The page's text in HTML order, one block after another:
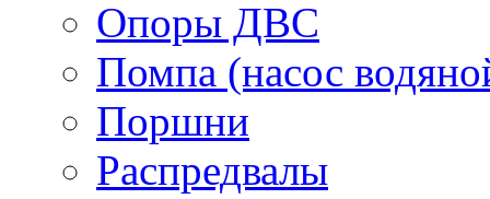
Опоры ДВС
Помпа (насос
Поршни
Распредвалы